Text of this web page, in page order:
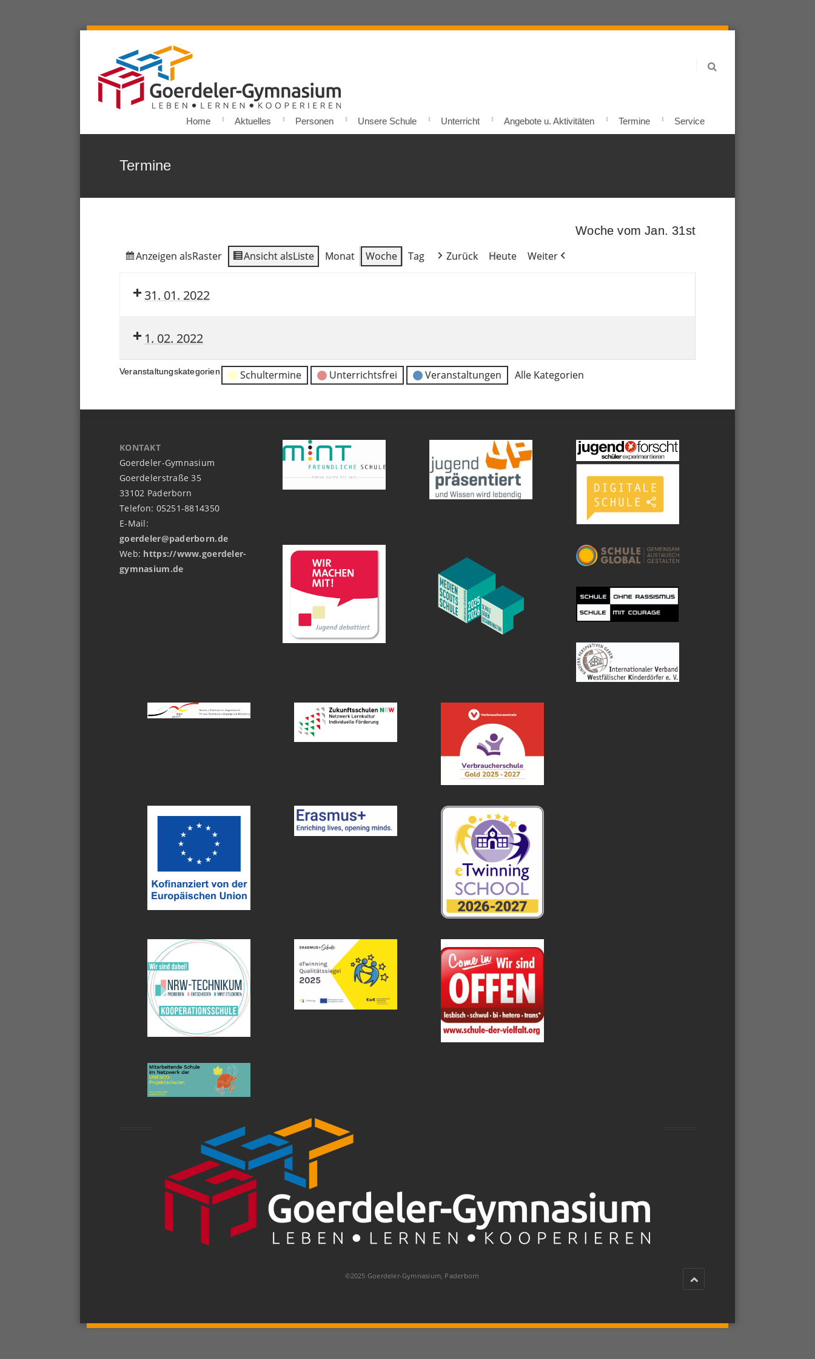
Home Aktuelles Personen Unsere Schule Unterricht Angebote u. Aktivitäten Termine Service
Termine
Woche vom Jan. 31st
Anzeigen alsRaster Ansicht alsListe Monat Woche Tag Zurück Heute Weiter
31. 01. 2022
1. 02. 2022
Veranstaltungskategorien Schultermine Unterrichtsfrei Veranstaltungen Alle Kategorien
KONTAKT
Goerdeler-Gymnasium
Goerdelerstraße 35
33102 Paderborn
Telefon: 05251-8814350
E-Mail:
goerdeler@paderborn.de
Web: https://www.goerdeler-
gymnasium.de
©2025 Goerdeler-Gymnasium, Paderborn